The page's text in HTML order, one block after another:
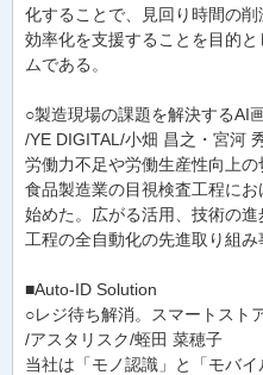
化することで、見回り時間の
効率化を支援することを目的
ムである。
○製造現場の課題を解決するAI
/YE DIGITAL/小畑 昌之・宮河
労働力不足や労働生産性向上の
食品製造業の目視検査工程に
始めた。広がる活用、技術の
工程の全自動化の先進取り組み
■Auto-ID Solution
○レジ待ち解消。スマートスト
/アスタリスク/蛭田 菜穂子
当社は「モノ認識」と「モバ